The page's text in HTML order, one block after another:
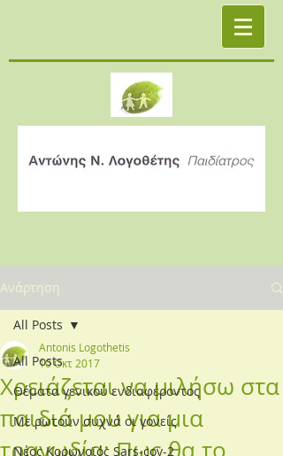
Ανάρτηση
All Posts
Θέματα γενικού ενδιαφέροντος
Με ρωτούν συχνά οι γονείς
Νέος Κορωνοϊός Sars-cov-2
All Posts
Χρειάζεται να μιλήσω στα
παιδιά μου για μια
Antonis Logothetis
10 Οκτ 2017